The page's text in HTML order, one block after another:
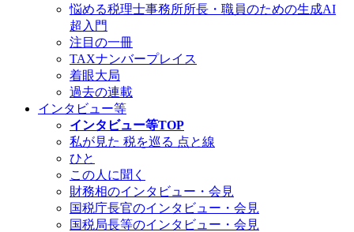
悩める税理士事務所所長・職員のための生成AI
超入門
注目の一冊
TAXナンバープレイス
着眼大局
過去の連載
インタビュー等
インタビュー等TOP
私が見た 税を巡る 点と線
ひと
この人に聞く
財務相のインタビュー・会見
国税庁長官のインタビュー・会見
国税局長等のインタビュー・会見